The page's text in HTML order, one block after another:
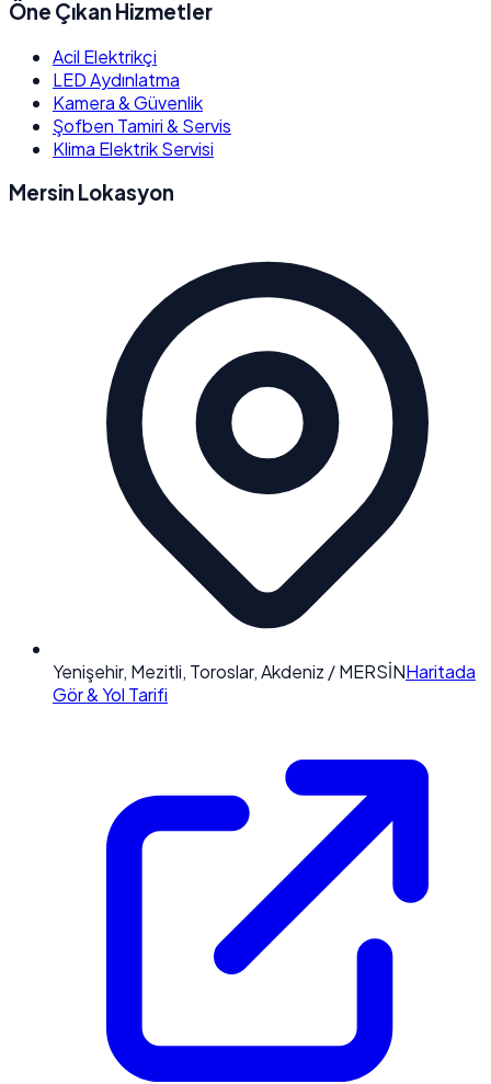
Öne Çıkan Hizmetler
Acil Elektrikçi
LED Aydınlatma
Kamera & Güvenlik
Şofben Tamiri & Servis
Klima Elektrik Servisi
Mersin Lokasyon
Yenişehir, Mezitli, Toroslar, Akdeniz / MERSİNHaritada
Gör & Yol Tarifi